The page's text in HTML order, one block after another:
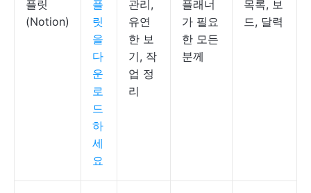
플릿
(Notion)
플
릿
을
다
운
로
드
하
세
요
관리,
유연
한 보
기, 작
업 정
리
플래너
가 필요
한 모든
분께
목록, 보
드, 달력